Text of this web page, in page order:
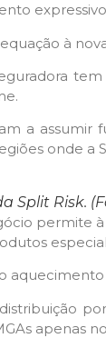
à
a
onde a
Split Risk.
permite
apenas